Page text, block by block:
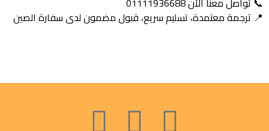
📍 ترجمة معتمدة، تسليم سريع، قبول مضمون لدى سفارة الصين